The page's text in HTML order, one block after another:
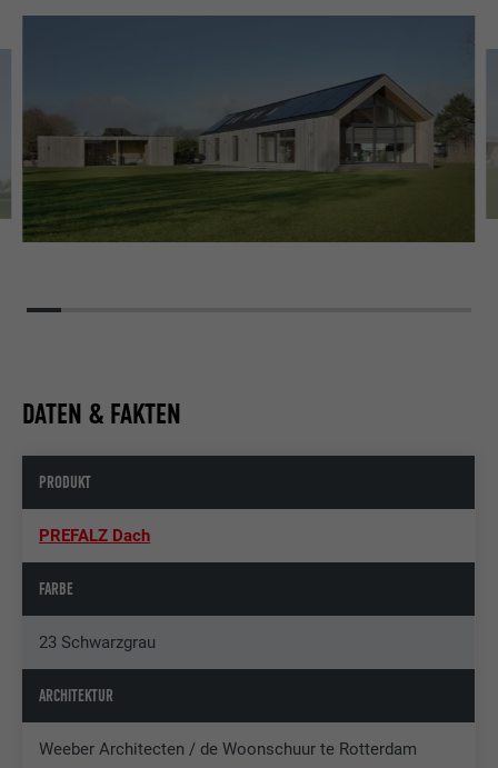
DATEN & FAKTEN
PRODUKT
PREFALZ Dach
FARBE
23 Schwarzgrau
ARCHITEKTUR
Weeber Architecten / de Woonschuur te Rotterdam